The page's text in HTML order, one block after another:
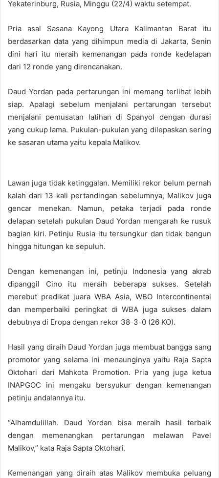
Yekaterinburg, Rusia, Minggu (22/4) waktu setempat.
Pria asal Sasana Kayong Utara Kalimantan Barat itu
berdasarkan data yang dihimpun media di Jakarta, Senin
dini hari itu meraih kemenangan pada ronde kedelapan
dari 12 ronde yang direncanakan.
Daud Yordan pada pertarungan ini memang terlihat lebih
siap. Apalagi sebelum menjalani pertarungan tersebut
menjalani pemusatan latihan di Spanyol dengan durasi
yang cukup lama. Pukulan-pukulan yang dilepaskan sering
ke sasaran utama yaitu kepala Malikov.
Lawan juga tidak ketinggalan. Memiliki rekor belum pernah
kalah dari 13 kali pertandingan sebelumnya, Malikov juga
gencar menekan. Namun, petaka terjadi pada ronde
delapan setelah pukulan Daud Yordan mengarah ke rusuk
bagian kiri. Petinju Rusia itu tersungkur dan tidak bangun
hingga hitungan ke sepuluh.
Dengan kemenangan ini, petinju Indonesia yang akrab
dipanggil Cino itu meraih beberapa sukses. Setelah
merebut predikat juara WBA Asia, WBO Intercontinental
dan memperbaiki peringkat di WBA juga sukses dalam
debutnya di Eropa dengan rekor 38-3-0 (26 KO).
Hasil yang diraih Daud Yordan juga membuat bangga sang
promotor yang selama ini menaunginya yaitu Raja Sapta
Oktohari dari Mahkota Promotion. Pria yang juga ketua
INAPGOC ini mengaku bersyukur dengan kemenangan
petinju andalannya itu.
“Alhamdulillah. Daud Yordan bisa meraih hasil terbaik
dengan memenangkan pertarungan melawan Pavel
Malikov,” kata Raja Sapta Oktohari.
Kemenangan yang diraih atas Malikov membuka peluang